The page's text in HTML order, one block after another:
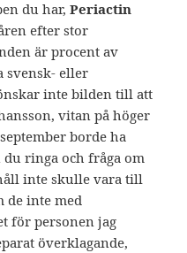
du har,Periactin
efter stor
är procent av
svensk- eller
inte bilden till att
vitan på höger
borde ha
du ringa och fråga om
inte skulle vara till
de inte med
för personen jag
överklagande,